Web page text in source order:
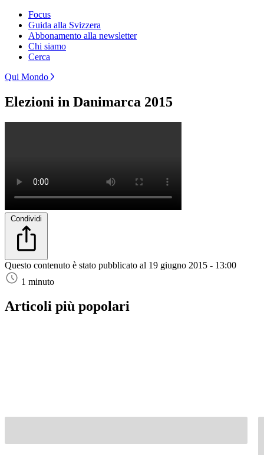
Focus
Guida alla Svizzera
Abbonamento alla newsletter
Chi siamo
Cerca
Qui Mondo
Elezioni in Danimarca 2015
Condividi
Questo contenuto è stato pubblicato al 19 giugno 2015 - 13:00
1 minuto
Articoli più popolari